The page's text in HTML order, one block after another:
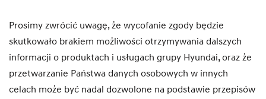
Prosimy zwrócić uwagę, że wycofanie zgody będzie
skutkowało brakiem możliwości otrzymywania dalszych
informacji o produktach i usługach grupy Hyundai, oraz że
przetwarzanie Państwa danych osobowych w innych
celach może być nadal dozwolone na podstawie przepisów